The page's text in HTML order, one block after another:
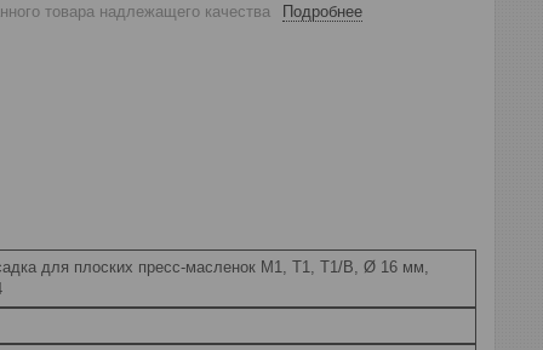
товара надлежащего качества Подробнее
для плоских пресс-масленок M1, T1, T1/B, Ø 16 мм,